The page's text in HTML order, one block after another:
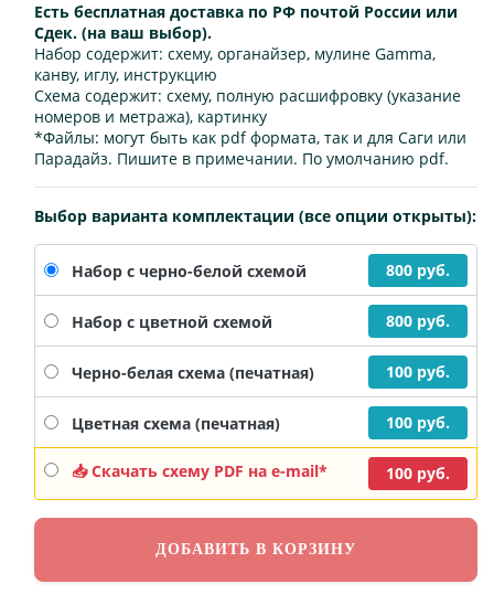
Есть бесплатная доставка по РФ почтой России или
Сдек. (на ваш выбор).
Набор содержит: схему, органайзер, мулине Gamma,
канву, иглу, инструкцию
Схема содержит: схему, полную расшифровку (указание
номеров и метража), картинку
*Файлы: могут быть как pdf формата, так и для Саги или
Парадайз. Пишите в примечании. По умолчанию pdf.
Выбор варианта комплектации (все опции открыты):
Набор с черно-белой схемой 800 руб.
Набор с цветной схемой 800 руб.
Черно-белая схема (печатная) 100 руб.
Цветная схема (печатная) 100 руб.
📥 Скачать схему PDF на e-mail* 100 руб.